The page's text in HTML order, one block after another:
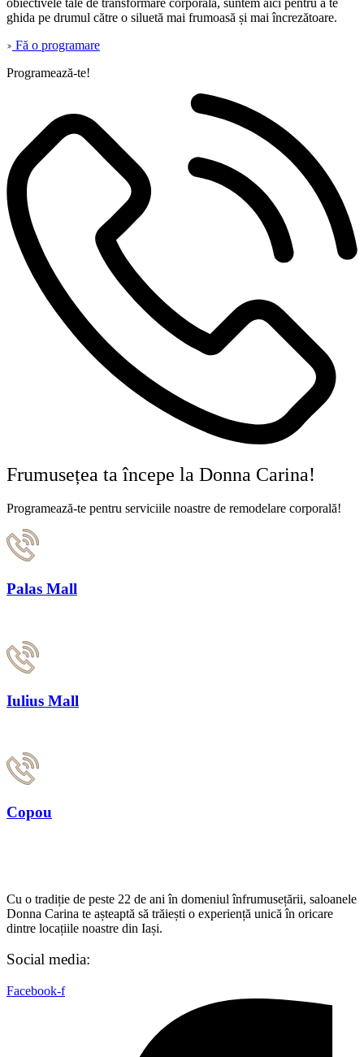
ghida pe drumul către o siluetă mai frumoasă și mai încrezătoare.
Fă o programare
Programează-te!
Frumusețea ta începe la Donna Carina!
Programează-te pentru serviciile noastre de remodelare corporală!
Palas Mall
Iulius Mall
Copou
Cu o tradiție de peste 22 de ani în domeniul înfrumusețării, saloanele
Donna Carina te așteaptă să trăiești o experiență unică în oricare
dintre locațiile noastre din Iași.
Social media:
Facebook-f